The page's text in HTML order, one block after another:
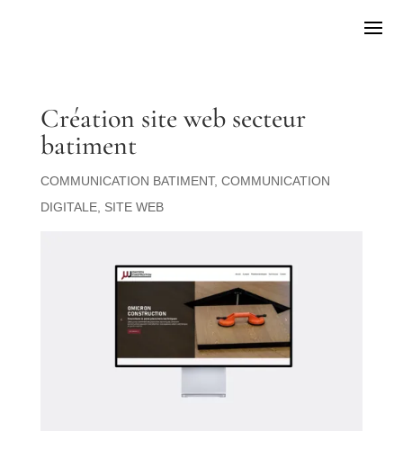
Création site web secteur
batiment
COMMUNICATION BATIMENT, COMMUNICATION
DIGITALE, SITE WEB